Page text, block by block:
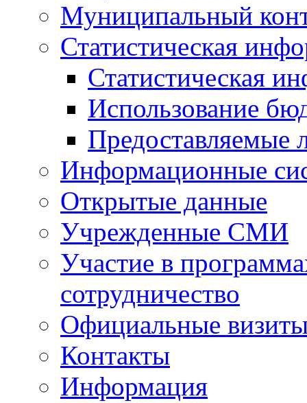
Муниципальный
Статистическая
Статистическая
Использование
Предоставляемые
Информационные
Открытые данные
Учрежденные СМИ
Участие в
сотрудничество
Официальные
Контакты
Информация